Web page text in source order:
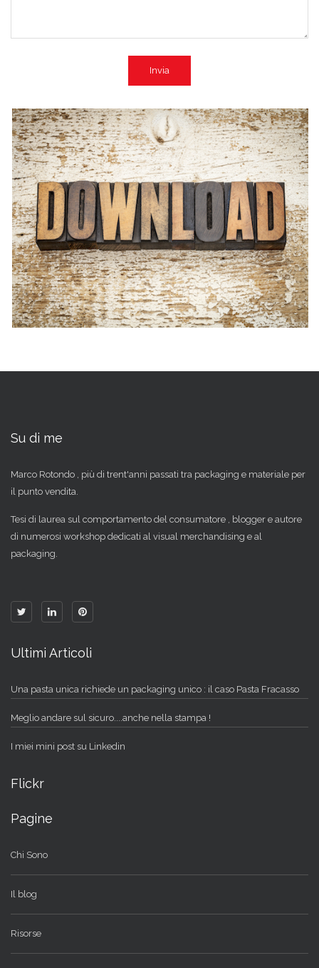
Su di me
Marco Rotondo , più di trent'anni passati tra packaging e materiale per
il punto vendita.
Tesi di laurea sul comportamento del consumatore , blogger e autore
di numerosi workshop dedicati al visual merchandising e al
packaging.
Ultimi Articoli
Una pasta unica richiede un packaging unico : il caso Pasta Fracasso
Meglio andare sul sicuro....anche nella stampa !
I miei mini post su Linkedin
Flickr
Pagine
Chi Sono
Il blog
Risorse